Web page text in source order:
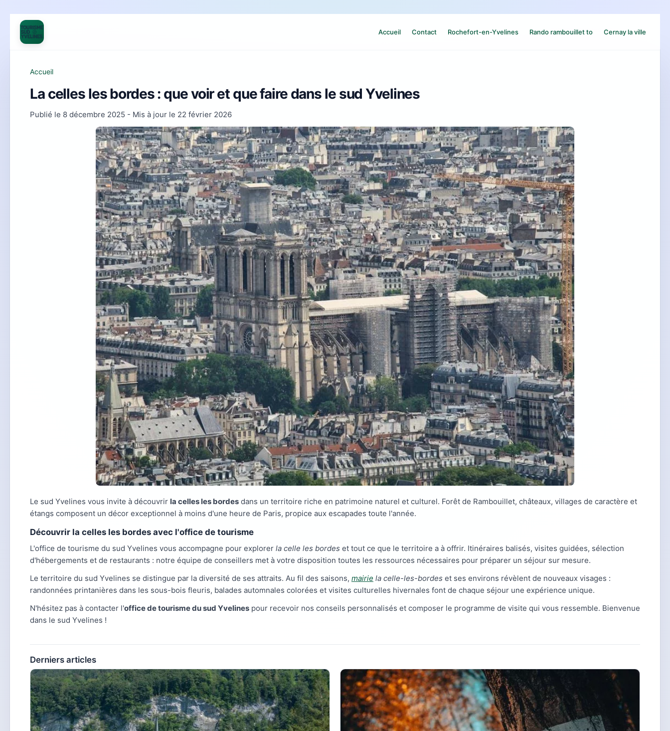
Accueil Contact Rochefort-en-Yvelines Rando rambouillet to Cernay la ville
Accueil
La celles les bordes : que voir et que faire dans le sud Yvelines
Publié le 8 décembre 2025 - Mis à jour le 22 février 2026
Le sud Yvelines vous invite à découvrir la celles les bordes dans un territoire riche en patrimoine naturel et culturel. Forêt de Rambouillet, châteaux, villages de caractère et
étangs composent un décor exceptionnel à moins d'une heure de Paris, propice aux escapades toute l'année.
Découvrir la celles les bordes avec l'office de tourisme
L'office de tourisme du sud Yvelines vous accompagne pour explorer la celle les bordes et tout ce que le territoire a à offrir. Itinéraires balisés, visites guidées, sélection
d'hébergements et de restaurants : notre équipe de conseillers met à votre disposition toutes les ressources nécessaires pour préparer un séjour sur mesure.
Le territoire du sud Yvelines se distingue par la diversité de ses attraits. Au fil des saisons, mairie la celle-les-bordes et ses environs révèlent de nouveaux visages :
randonnées printanières dans les sous-bois fleuris, balades automnales colorées et visites culturelles hivernales font de chaque séjour une expérience unique.
N'hésitez pas à contacter l'office de tourisme du sud Yvelines pour recevoir nos conseils personnalisés et composer le programme de visite qui vous ressemble. Bienvenue
dans le sud Yvelines !
Derniers articles